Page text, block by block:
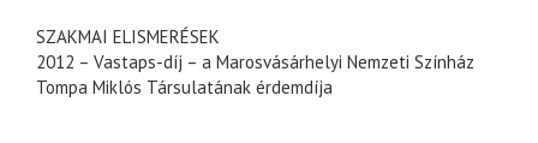
SZAKMAI ELISMERÉSEK
2012 – Vastaps-díj – a Marosvásárhelyi Nemzeti Színház
Tompa Miklós Társulatának érdemdíja